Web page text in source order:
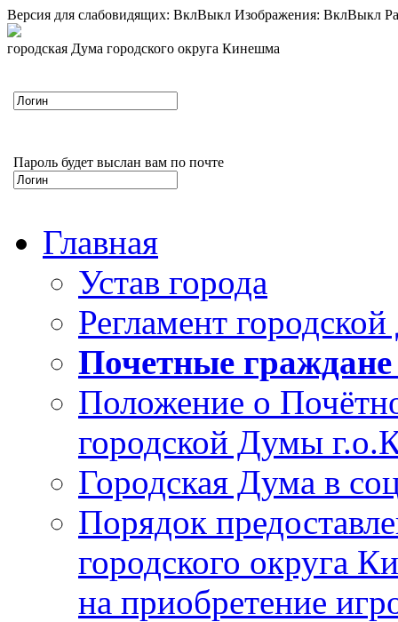
Версия для слабовидящих: ВклВыкл Изображения: ВклВыкл
городская Дума городского округа Кинешма
Пароль будет выслан вам по почте
Главная
Устав города
Регламент
Почетные
Положение о
городской Думы
Городская Дума в
Порядок
городского округа
на приобретение